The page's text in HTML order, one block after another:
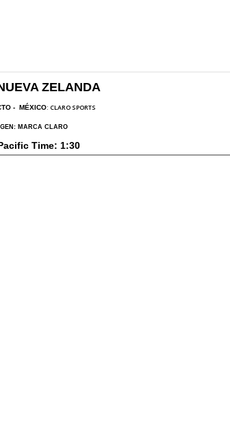
ZELANDA
- MÉXICO: CLARO SPORTS
MARCA CLARO
Time: 1:30